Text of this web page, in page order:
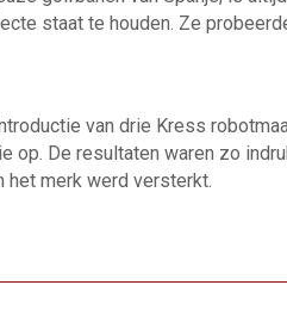
staat te houden. Ze
van drie Kress
De resultaten waren zo
het merk werd versterkt.